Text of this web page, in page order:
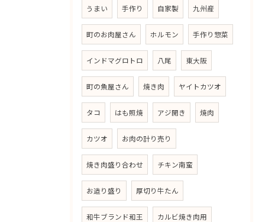
うまい 手作り 自家製 九州産
町のお肉屋さん ホルモン 手作り惣菜
インドマグロトロ 八尾 東大阪
町の魚屋さん 焼き肉 ヤイトカツオ
タコ はも照焼 アジ開き 焼肉
カツオ お肉の計り売り
焼き肉盛り合わせ チキン南蛮
お造り盛り 厚切り牛たん
和牛ブランド和王 カルビ焼き肉用